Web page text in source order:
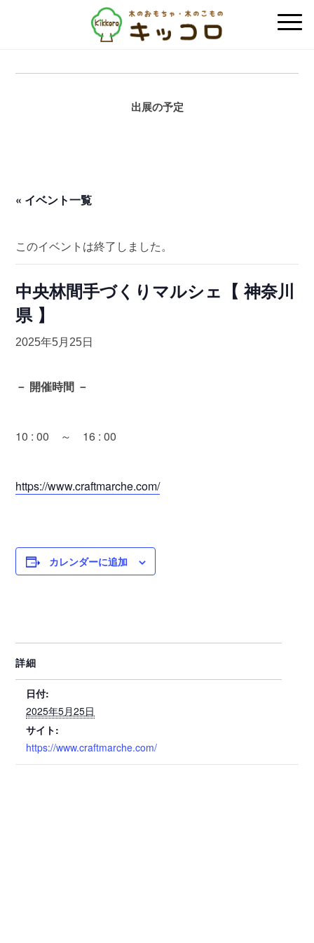
出展の予定
« イベント一覧
このイベントは終了しました。
中央林間手づくりマルシェ【 神奈川
県 】
2025年5月25日
－ 開催時間 －
10 : 00 ～ 16 : 00
https://www.craftmarche.com/
カレンダーに追加
詳細
日付:
2025年5月25日
サイト:
https://www.craftmarche.com/